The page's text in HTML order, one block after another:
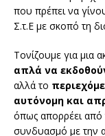
που πρέπει να
Σ.τ.Ε με σκοπό τη
Τονίζουμε για μια
απλά να
αλλά το
αυτόνομη και
όπως απορρέει από
συνδυασμό με την